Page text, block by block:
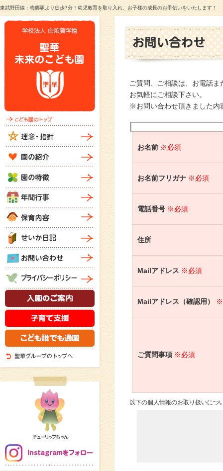
東武野田線：梅郷駅より徒歩7分！幼児教育を取り入れ、お子様の成長のお手伝いをいたします！
ご質問、ご相談は、お電話
お気軽にご相談下さい。
※お問い合わせ頂きました内
お名前 ※必須
お名前フリガナ ※必須
電話番号 ※必須
住所
Mailアドレス ※必須
Mailアドレス（確認用） ※
ご質問事項 ※必須
以下の個人情報のお取り扱いにつ